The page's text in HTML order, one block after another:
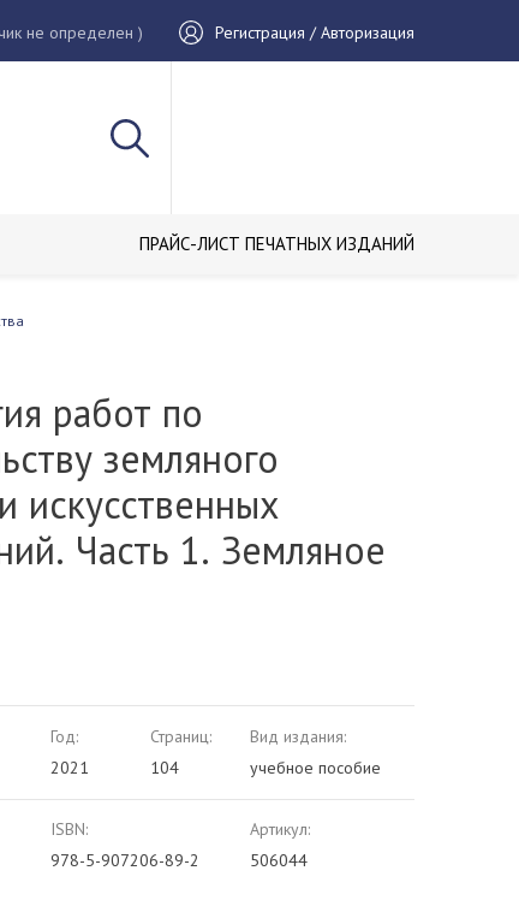
не определен ) Регистрация / Авторизация
ПРАЙС-ЛИСТ ПЕЧАТНЫХ ИЗДАНИЙ
работ по
земляного
искусственных
Часть 1. Земляное
Год:
2021
Страниц:
104
Вид издания:
учебное пособие
ISBN:
978-5-907206-89-2
Артикул:
506044